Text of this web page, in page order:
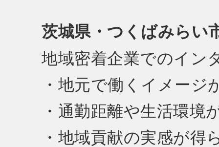
茨城県・つくばみらい
地域密着企業でのイン
・地元で働くイメージ
・通勤距離や生活環境
・地域貢献の実感が得